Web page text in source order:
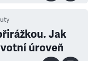
Jak
úroveň